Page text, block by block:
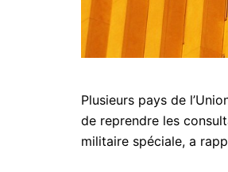
Plusieurs pays de
de reprendre les
militaire spéciale, a